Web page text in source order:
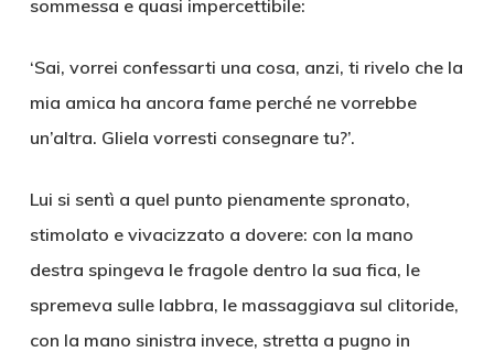
sommessa e quasi impercettibile:
‘Sai, vorrei confessarti una cosa, anzi, ti rivelo che la
mia amica ha ancora fame perché ne vorrebbe
un’altra. Gliela vorresti consegnare tu?’.
Lui si sentì a quel punto pienamente spronato,
stimolato e vivacizzato a dovere: con la mano
destra spingeva le fragole dentro la sua fica, le
spremeva sulle labbra, le massaggiava sul clitoride,
con la mano sinistra invece, stretta a pugno in